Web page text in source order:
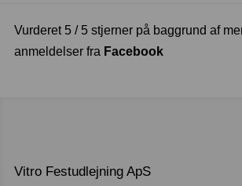
Vurderet 5 / 5 stjerner på baggrund af
anmeldelser fra Facebook
Vitro Festudlejning ApS